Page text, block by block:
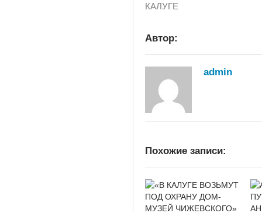
КАЛУГЕ
Автор:
admin
Похожие записи: